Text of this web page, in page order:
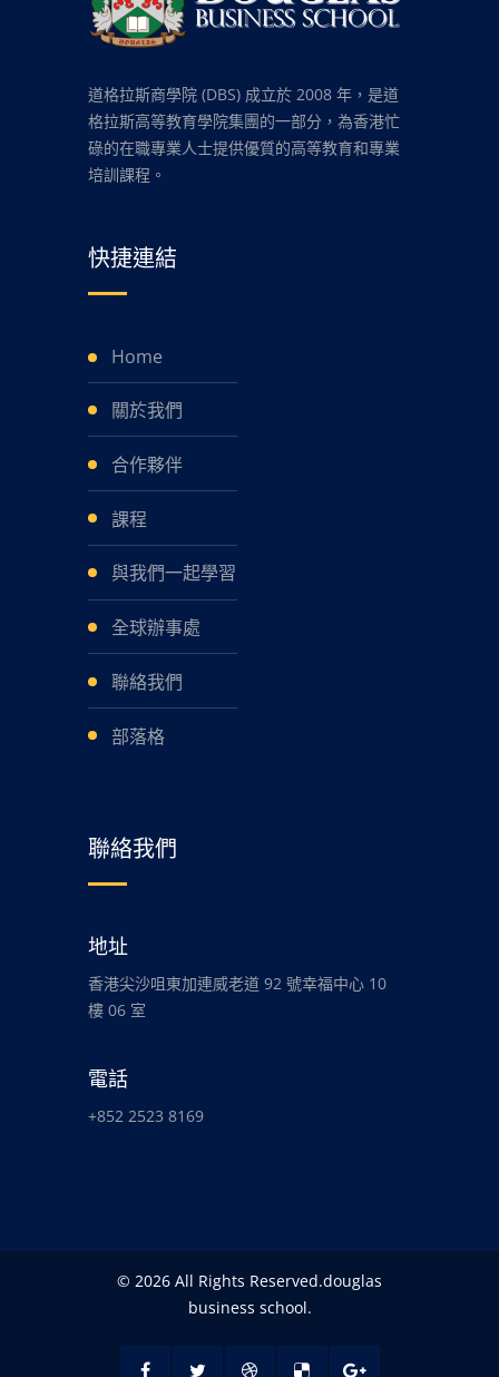
道格拉斯商學院 (DBS) 成立於 2008 年，是道
格拉斯高等教育學院集團的一部分，為香港忙
碌的在職專業人士提供優質的高等教育和專業
培訓課程。
快捷連結
Home
關於我們
合作夥伴
課程
與我們一起學習
全球辦事處
聯絡我們
部落格
聯絡我們
地址
香港尖沙咀東加連威老道 92 號幸福中心 10
樓 06 室
電話
+852 2523 8169
© 2026 All Rights Reserved.douglas
business school.